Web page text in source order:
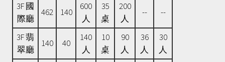
3F 國
際廳
462 140
600
人
35
桌
200
人
-- --
3F 翡
翠廳
140 40
140
人
10
桌
90
人
36
人
30
人